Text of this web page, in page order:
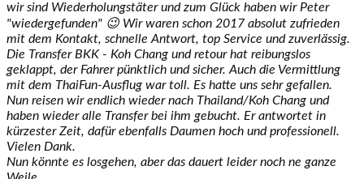
wir sind Wiederholungstäter und zum Glück haben wir Peter
"wiedergefunden" 😉 Wir waren schon 2017 absolut zufrieden
mit dem Kontakt, schnelle Antwort, top Service und zuverlässig.
Die Transfer BKK - Koh Chang und retour hat reibungslos
geklappt, der Fahrer pünktlich und sicher. Auch die Vermittlung
mit dem ThaiFun-Ausflug war toll. Es hatte uns sehr gefallen.
Nun reisen wir endlich wieder nach Thailand/Koh Chang und
haben wieder alle Transfer bei ihm gebucht. Er antwortet in
kürzester Zeit, dafür ebenfalls Daumen hoch und professionell.
Vielen Dank.
Nun könnte es losgehen, aber das dauert leider noch ne ganze